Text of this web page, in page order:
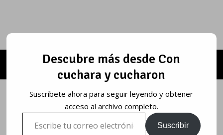
Descubre más desde Con
cuchara y cucharon
Suscríbete ahora para seguir leyendo y obtener
acceso al archivo completo.
Suscribir